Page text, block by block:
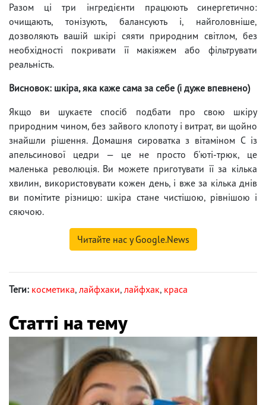
Разом ці три інгредієнти працюють синергетично:
очищають, тонізують, балансують і, найголовніше,
дозволяють вашій шкірі сяяти природним світлом, без
необхідності покривати її макіяжем або фільтрувати
реальність.
Висновок: шкіра, яка каже сама за себе (і дуже впевнено)
Якщо ви шукаєте спосіб подбати про свою шкіру
природним чином, без зайвого клопоту і витрат, ви щойно
знайшли рішення. Домашня сироватка з вітаміном С із
апельсинової цедри — це не просто б'юті-трюк, це
маленька революція. Ви можете приготувати її за кілька
хвилин, використовувати кожен день, і вже за кілька днів
ви помітите різницю: шкіра стане чистішою, рівнішою і
сяючою.
Читайте нас у Google.News
Теги: косметика, лайфхаки, лайфхак, краса
Статті на тему